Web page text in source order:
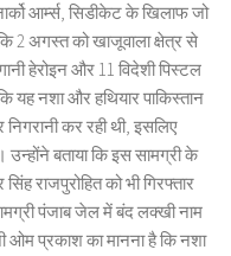
आर्म्स, सिडीकेट के खिलाफ जो
2 अगस्त को खाजूवाला क्षेत्र से
हेरोइन और 11 विदेशी पिस्टल
नशा और हथियार पाकिस्तान
कर रही थी, इसलिए
बताया कि इस सामग्री के
राजपुरोहित को भी गिरफ्तार
पंजाब जेल में बंद लक्खी नाम
ओम प्रकाश का मानना है कि नशा